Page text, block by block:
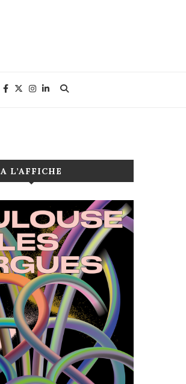
A L’AFFICHE